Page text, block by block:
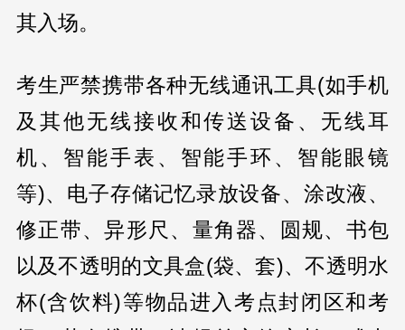
其入场。
考生严禁携带各种无线通讯工具(如手机
及其他无线接收和传送设备、无线耳
机、智能手表、智能手环、智能眼镜
等)、电子存储记忆录放设备、涂改液、
修正带、异形尺、量角器、圆规、书包
以及不透明的文具盒(袋、套)、不透明水
杯(含饮料)等物品进入考点封闭区和考